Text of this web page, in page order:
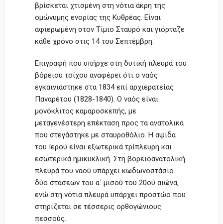
βρίσκεται χτισμένη στη νότια άκρη της
ομώνυμης ενορίας της Κυθρέας. Είναι
αφιερωμένη στον Τίμιο Σταυρό και γιόρταζε
κάθε χρόνο στις 14 του Σεπτέμβρη.
Επιγραφή που υπήρχε στη δυτική πλευρά του
βόρειου τοίχου αναφέρει ότι ο ναός
εγκαινιάστηκε στα 1834 επί αρχιερατείας
Παναρέτου (1828-1840). Ο ναός είναι
μονόκλιτος καμαροσκεπής, με
μεταγενέστερη επέκταση προς τα ανατολικά
που στεγάστηκε με σταυροθόλιο. Η αψίδα
του Ιερού είναι εξωτερικά τρίπλευρη και
εσωτερικά ημικυκλική. Στη βορειοανατολική
πλευρά του ναού υπάρχει κωδωνοστάσιο
δύο στάσεων του α΄ μισού του 20ού αιώνα,
ενώ στη νότια πλευρά υπάρχει προστώο που
στηρίζεται σε τέσσερις ορθογώνιους
πεσσούς.